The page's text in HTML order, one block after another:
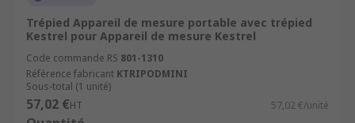
Trépied Appareil de mesure portable avec trépied
Kestrel pour Appareil de mesure Kestrel
Code commande RS 801-1310
Référence fabricant KTRIPODMINI
Sous-total (1 unité)
57,02 €HT 57,02 €/unité